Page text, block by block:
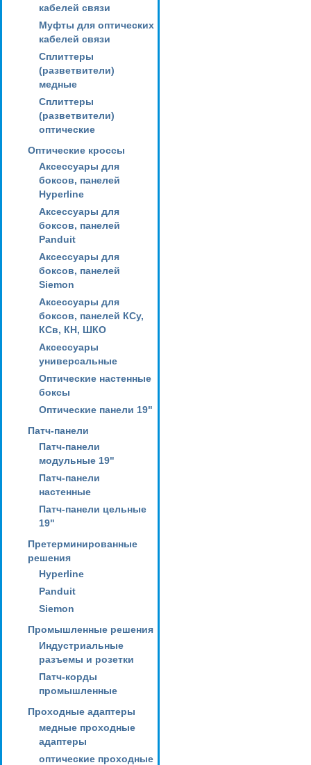
кабелей связи
Муфты для оптических
кабелей связи
Сплиттеры
(разветвители)
медные
Сплиттеры
(разветвители)
оптические
Оптические кроссы
Аксессуары для
боксов, панелей
Hyperline
Аксессуары для
боксов, панелей
Panduit
Аксессуары для
боксов, панелей
Siemon
Аксессуары для
боксов, панелей КСу,
КСв, КН, ШКО
Аксессуары
универсальные
Оптические настенные
боксы
Оптические панели 19"
Патч-панели
Патч-панели
модульные 19"
Патч-панели
настенные
Патч-панели цельные
19"
Претерминированные
решения
Hyperline
Panduit
Siemon
Промышленные решения
Индустриальные
разъемы и розетки
Патч-корды
промышленные
Проходные адаптеры
медные проходные
адаптеры
оптические проходные